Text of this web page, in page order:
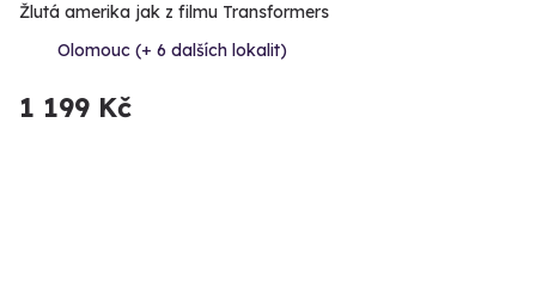
Žlutá amerika jak z filmu Transformers
Olomouc (+ 6 dalších lokalit)
1 199 Kč